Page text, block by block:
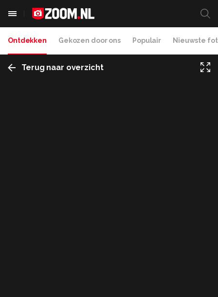
Ontdekken Gekozen door ons Populair Nieuwste
Terug naar overzicht